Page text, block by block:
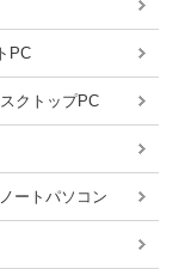
PC
クトップPC
ートパソコン